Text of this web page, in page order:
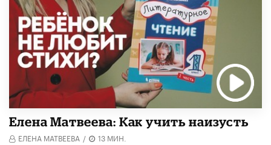
Елена Матвеева: Как учить наизусть
ЕЛЕНА МАТВЕЕВА / 13 МИН.